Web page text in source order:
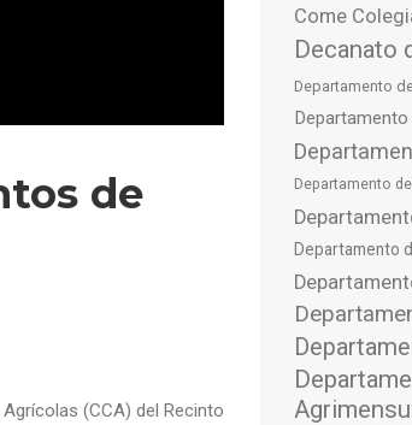
de
(CCA) del Recinto
Come
Decanato
Departamento
Departamento
Departamento